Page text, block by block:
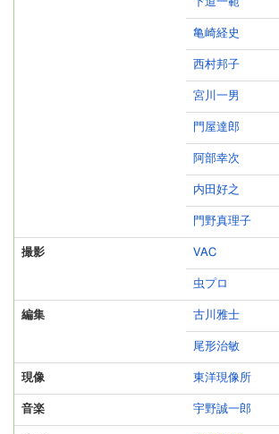
亀崎経史
西村邦子
宮川一男
門屋達郎
阿部幸次
内田好之
門野真理子
撮影 VAC
虫プロ
編集 古川雅士
尾形治敏
現像 東洋現像所
音楽 宇野誠一郎